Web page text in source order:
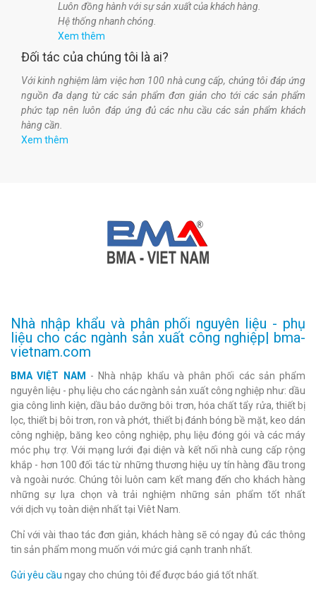
Luôn đồng hành với sự sản xuất của khách hàng.
Hệ thống nhanh chóng.
Xem thêm
Đối tác của chúng tôi là ai?
Với kinh nghiệm làm việc hơn 100 nhà cung cấp, chúng tôi đáp ứng
nguồn đa dạng từ các sản phẩm đơn giản cho tới các sản phẩm
phức tạp nên luôn đáp ứng đủ các nhu cầu các sản phẩm khách
hàng cần.
Xem thêm
Nhà nhập khẩu và phân phối nguyên liệu - phụ
liệu cho các ngành sản xuất công nghiệp| bma-
vietnam.com
BMA VIỆT NAM
- Nhà nhập khẩu và phân phối các sản phẩm
nguyên liệu - phụ liệu cho các ngành sản xuất công nghiệp như: dầu
gia công linh kiện, dầu bảo dưỡng bôi trơn, hóa chất tẩy rửa, thiết bị
lọc, thiết bị bôi trơn, ron và phớt, thiết bị đánh bóng bề mặt, keo dán
công nghiệp, băng keo công nghiệp, phụ liệu đóng gói và các máy
móc phụ trợ. Với mạng lưới đại diện và kết nối nhà cung cấp rộng
khắp - hơn 100 đối tác từ những thương hiệu uy tín hàng đầu trong
và ngoài nước. Chúng tôi luôn cam kết mang đến cho khách hàng
những sự lựa chọn và trải nghiệm những sản phẩm tốt nhất
với dịch vụ toàn diện nhất tại Viêt Nam.
Chỉ với vài thao tác đơn giản, khách hàng sẽ có ngay đủ các thông
tin sản phẩm mong muốn với mức giá cạnh tranh nhất.
Gửi yêu cầu ngay cho chúng tôi để được báo giá tốt nhất.